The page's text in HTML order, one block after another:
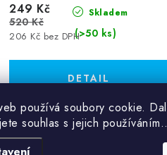
používá soubory cookie.
souhlas s jejich
Skladem
(>50 ks)
206 Kč bez DPH
249 Kč
520 Kč
Kód: